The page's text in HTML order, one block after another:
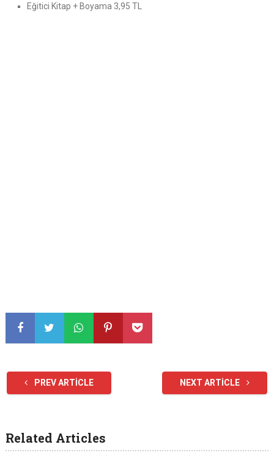
Eğitici Kitap + Boyama 3,95 TL
PREV ARTICLE NEXT ARTICLE
Related Articles